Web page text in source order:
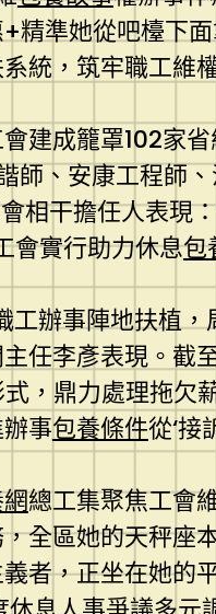
精準她從吧檯下
統，筑牢職工維
建成籠罩102家
師、安康工程師
相干擔任人表現
會實行助力休息包
工辦事陣地扶植
任李彥表現。截
，鼎力處理拖欠
事包養條件從‘接
總工集聚焦工會
全區她的天秤座
者，正坐在她的